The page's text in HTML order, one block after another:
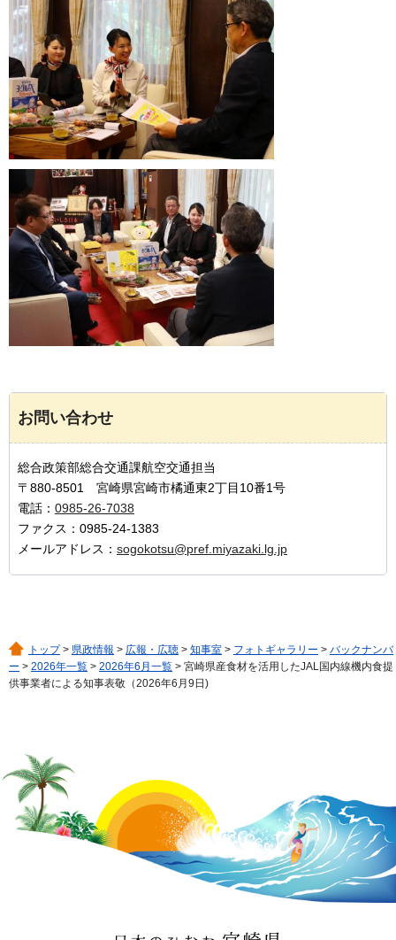
お問い合わせ
総合政策部総合交通課航空交通担当
〒880-8501 宮崎県宮崎市橘通東2丁目10番1号
電話： 0985-26-7038
ファクス：0985-24-1383
メールアドレス： sogokotsu@pref.miyazaki.lg.jp
トップ> 県政情報 > 広報・広聴 > 知事室 > フォトギャラリー > バックナンバ
ー > 2026年一覧 > 2026年6月一覧 > 宮崎県産食材を活用したJAL国内線機内食提
供事業者による知事表敬（2026年6月9日)